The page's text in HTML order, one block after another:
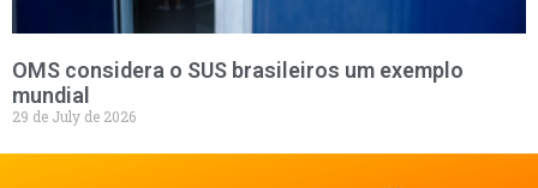
OMS considera o SUS brasileiros um exemplo
mundial
29 de July de 2026